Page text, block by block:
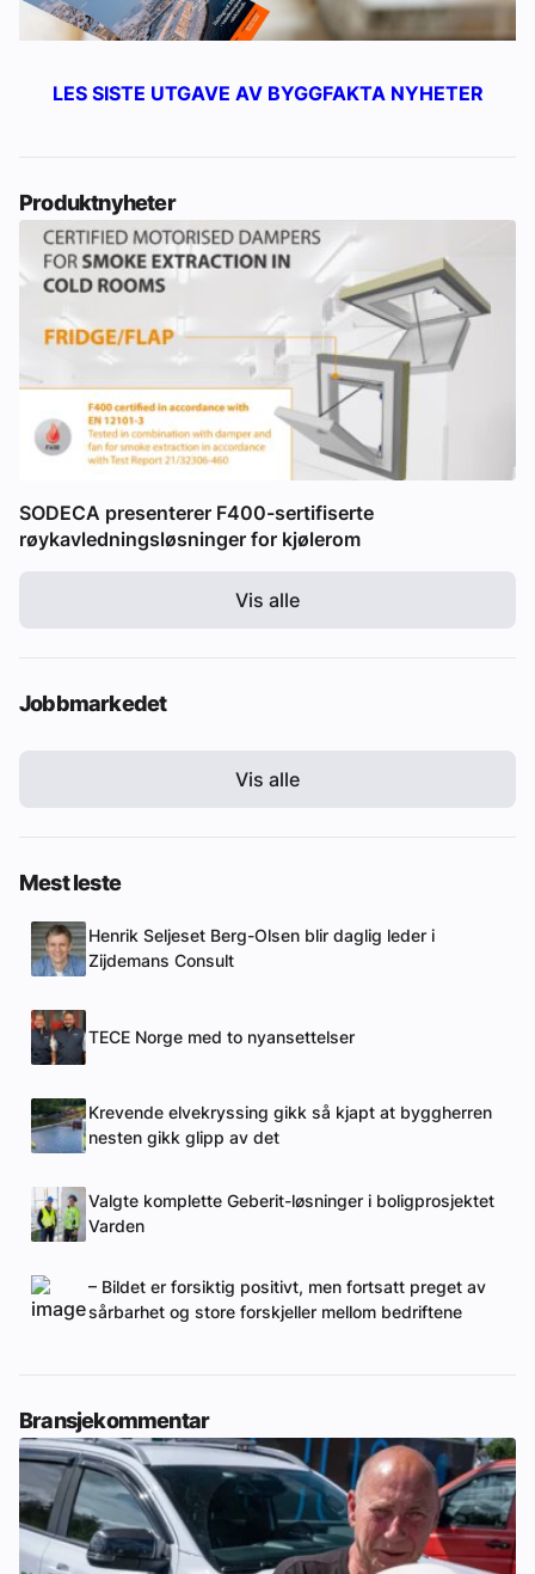
LES SISTE UTGAVE AV BYGGFAKTA NYHETER
Produktnyheter
SODECA presenterer F400-sertifiserte
røykavledningsløsninger for kjølerom
Vis alle
Jobbmarkedet
Vis alle
Mest leste
Henrik Seljeset Berg-Olsen blir daglig leder i
Zijdemans Consult
TECE Norge med to nyansettelser
Krevende elvekryssing gikk så kjapt at byggherren
nesten gikk glipp av det
Valgte komplette Geberit-løsninger i boligprosjektet
Varden
– Bildet er forsiktig positivt, men fortsatt preget av
sårbarhet og store forskjeller mellom bedriftene
Bransjekommentar